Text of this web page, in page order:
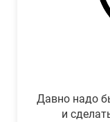
Давно надо
и